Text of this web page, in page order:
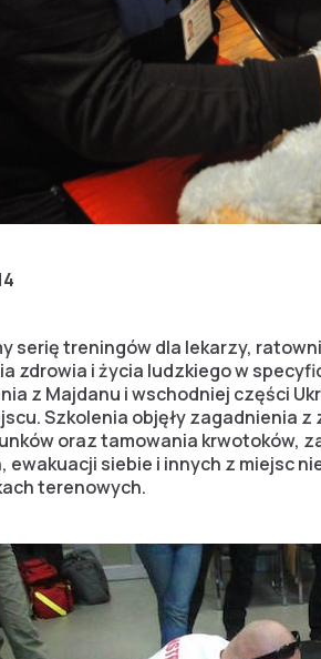
serię treningów dla lekarzy,
zdrowia i życia ludzkiego w
z Majdanu i wschodniej części
Szkolenia objęły zagadnienia
oraz tamowania krwotoków,
siebie i innych z miejsc
terenowych.